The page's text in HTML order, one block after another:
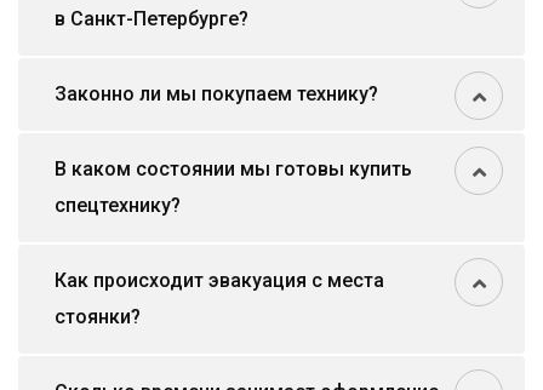
в Санкт-Петербурге?
Законно ли мы покупаем технику?
В каком состоянии мы готовы купить
спецтехнику?
Как происходит эвакуация с места
стоянки?